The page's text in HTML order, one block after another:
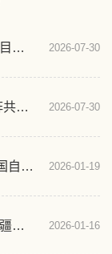
2026年度自治区癌症筛查与早诊培训项目座谈会在我院顺利召开 2026-07-30
【七秩新医·四雁引航】头雁送清凉 雁阵共成长——新疆医科大学第三临床医学院开展暑期学生慰问活动 2026-07-30
【科研领航】以“一对一”精耕细作，促“国自然”提质跃升 2026-01-19
医教融合结硕果 创新育人启新程——新疆医科大学附属肿瘤医院2025年医教协同发展纪实 2026-01-16